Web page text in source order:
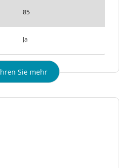
85
Ja
Sie mehr